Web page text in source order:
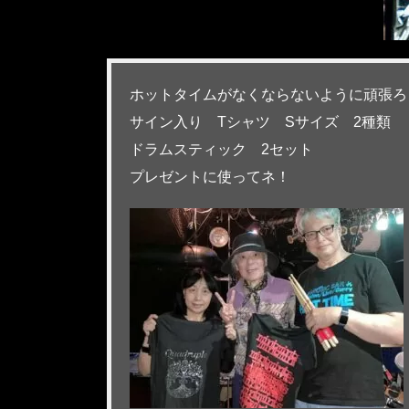
ホットタイムがなくならないように頑張
サイン入り Tシャツ Sサイズ 2種類
ドラムスティック 2セット
プレゼントに使ってネ！